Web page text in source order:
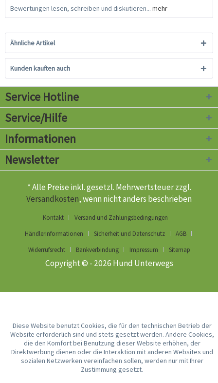
Bewertungen lesen, schreiben und diskutieren... mehr
Ähnliche Artikel
Kunden kauften auch
Service Hotline
Service/Hilfe
Informationen
Newsletter
* Alle Preise inkl. gesetzl. Mehrwertsteuer zzgl.
Versandkosten, wenn nicht anders beschrieben
Kontakt
Versand und Zahlungsbedingungen
Händlerinformationen
Sicherheit und Datenschutz
AGB
Widerrufsrecht
Bankverbindung Impressum Sitemap
Copyright © - 2026 Hund Unterwegs
Diese Website benutzt Cookies, die für den technischen Betrieb der
Website erforderlich sind und stets gesetzt werden. Andere Cookies,
die den Komfort bei Benutzung dieser Website erhöhen, der
Direktwerbung dienen oder die Interaktion mit anderen Websites und
sozialen Netzwerken vereinfachen sollen, werden nur mit Ihrer
Zustimmung gesetzt.